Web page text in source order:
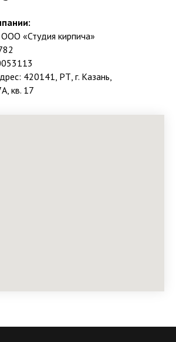
«Студия кирпича»
420141, РТ, г. Казань,
кв. 17